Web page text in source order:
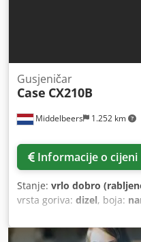
Middelbeers 1.252 km
Gusjeničar
Case CX210B
Informacije o cijeni
Stanje: vrlo dobro
vrsta goriva: dizel, boja: